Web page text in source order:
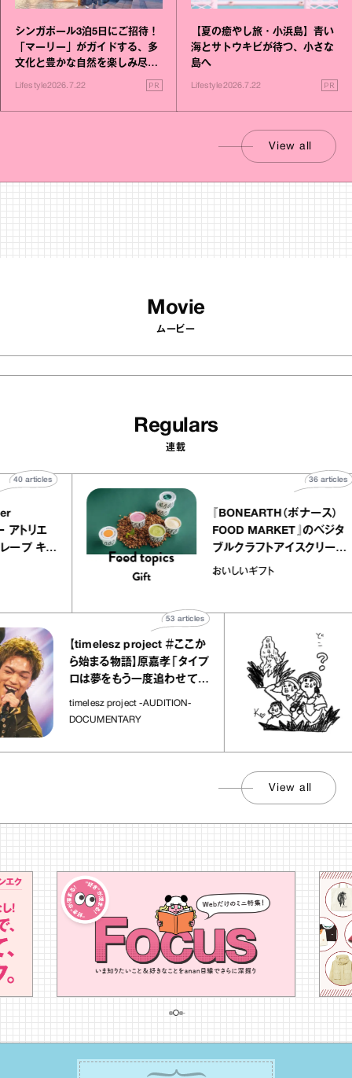
シンガポール3泊5日にご招待！
「マーリー」がガイドする、多
文化と豊かな自然を楽しみ尽く
Lifestyle2026.7.22 PR
【夏の癒やし旅・小浜島】青い
海とサトウキビが待つ、小さな
島へ
Lifestyle2026.7.22 PR
View all
Movie
ムービー
Regulars
連載
atelier
アリー アトリエ
ミルクレープ キャ
40
『BONEARTH（ボナ
FOOD MARKET』の
ブルクラフトアイスク
｜真野知子の「おい
おいしいギフト
36
【timelesz project ＃ここか
ら始まる物語】原嘉孝「タイプ
ロは夢をもう一度追わせてく
れた場所」
timelesz project -AUDITION-
DOCUMENTARY
articles
View all